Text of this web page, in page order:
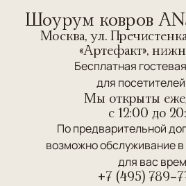
Шоурум ковров
Москва, ул.
«Артефакт»,
Бесплатная
для посетителей
Мы открыты
c 12:00 до
По предварительной
возможно обслуживание
для вас
+7 (495) 789-